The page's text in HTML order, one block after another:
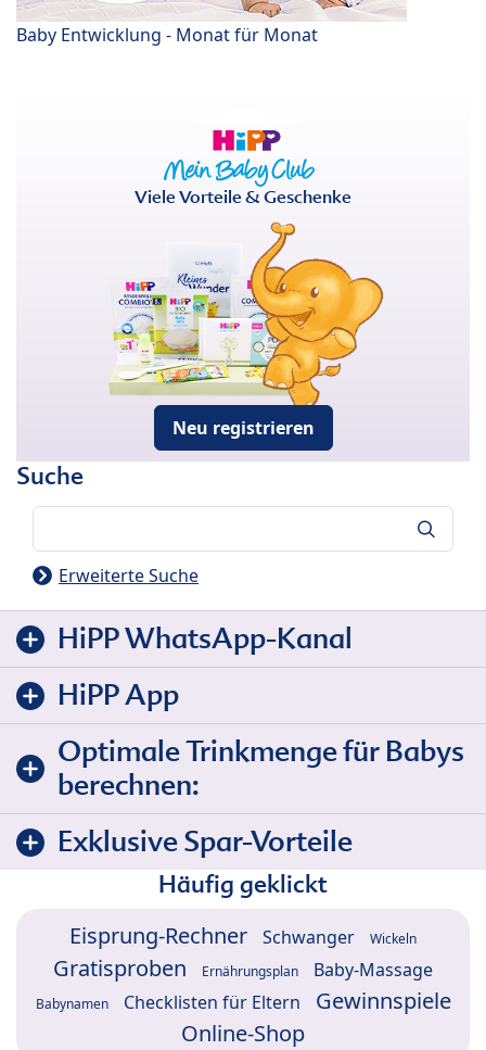
Baby Entwicklung - Monat für Monat
Viele Vorteile & Geschenke
Neu registrieren
Suche
Erweiterte Suche
HiPP WhatsApp-Kanal
HiPP App
Optimale Trinkmenge für Babys
berechnen:
Exklusive Spar-Vorteile
Häufig geklickt
Eisprung-Rechner Schwanger Wickeln
Gratisproben Ernährungsplan Baby-Massage
Babynamen Checklisten für Eltern
Gewinnspiele
Online-Shop